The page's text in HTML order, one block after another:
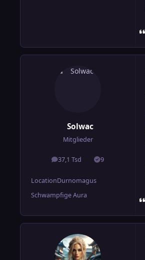
Solwac
Mitglieder
37,1 Tsd
Beiträge 9
Lösungen
LocationDurnomagus
Schwampfige Aura